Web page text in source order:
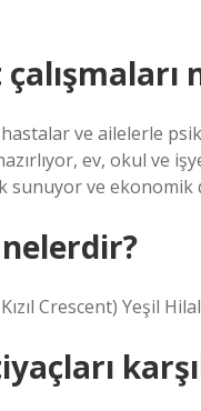
ve ailelerle
ev, okul ve
sunuyor ve
Crescent) Yeşil